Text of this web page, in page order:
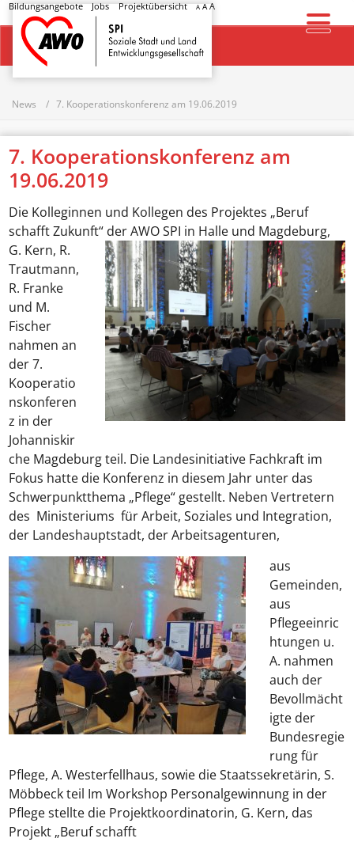
Bildungsangebote Jobs Projektübersicht A AA
Startseite
News 7. Kooperationskonferenz am 19.06.2019
7. Kooperationskonferenz am
19.06.2019
Die Kolleginnen und Kollegen des Projektes „Beruf
schafft Zukunft“ der AWO SPI in Halle und Magdeburg,
G. Kern, R.
Trautmann,
R. Franke
und M.
Fischer
nahmen an
der 7.
Kooperatio
nskonferen
z in der
Johanniskir
che Magdeburg teil. Die Landesinitiative Fachkraft im
Fokus hatte die Konferenz in diesem Jahr unter das
Schwerpunktthema „Pflege“ gestellt. Neben Vertretern
des Ministeriums für Arbeit, Soziales und Integration,
der Landeshauptstadt, der Arbeitsagenturen,
aus
Gemeinden,
aus
Pflegeeinric
htungen u.
A. nahmen
auch der
Bevollmächt
igte der
Bundesregie
rung für
Pflege, A. Westerfellhaus, sowie die Staatssekretärin, S.
Möbbeck teil Im Workshop Personalgewinnung in der
Pflege stellte die Projektkoordinatorin, G. Kern, das
Projekt „Beruf schafft